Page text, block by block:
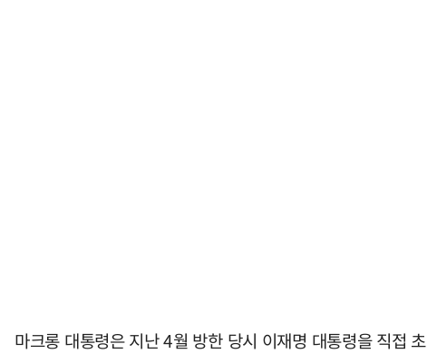
마크롱 대통령은 지난 4월 방한 당시 이재명 대통령을 직접